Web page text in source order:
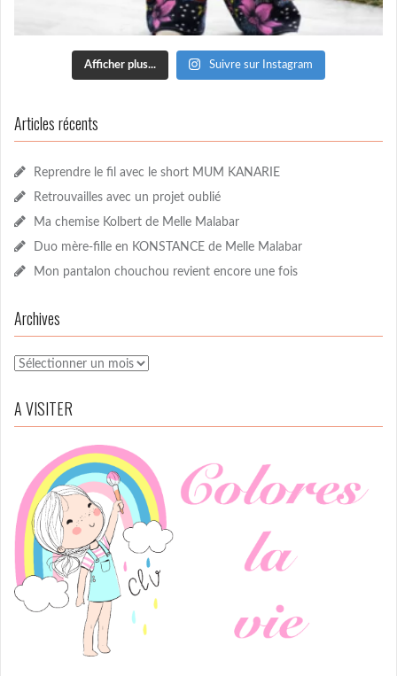
Afficher plus... Suivre sur Instagram
Articles récents
Reprendre le fil avec le short MUM KANARIE
Retrouvailles avec un projet oublié
Ma chemise Kolbert de Melle Malabar
Duo mère-fille en KONSTANCE de Melle Malabar
Mon pantalon chouchou revient encore une fois
Archives
Archives
A VISITER